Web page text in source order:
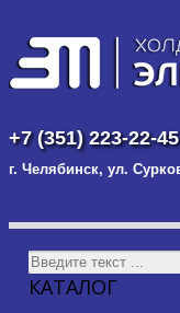
+7 (351) 223-22-45
г. Челябинск, ул.
КАТАЛОГ